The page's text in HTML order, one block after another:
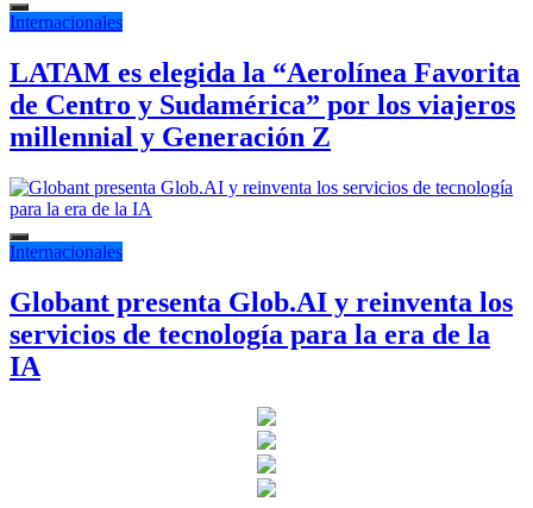
Internacionales
LATAM es elegida la “Aerolínea Favorita
de Centro y Sudamérica” por los viajeros
millennial y Generación Z
Internacionales
Globant presenta Glob.AI y reinventa los
servicios de tecnología para la era de la
IA